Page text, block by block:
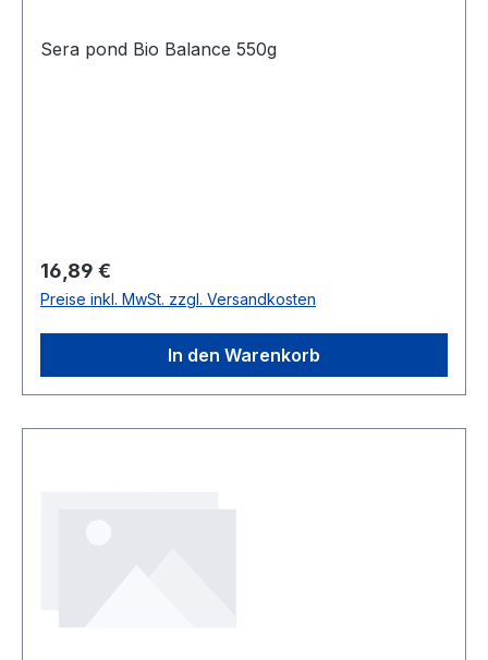
Sera pond Bio Balance 550g
Regulärer Preis:
16,89 €
Preise inkl. MwSt. zzgl. Versandkosten
In den Warenkorb